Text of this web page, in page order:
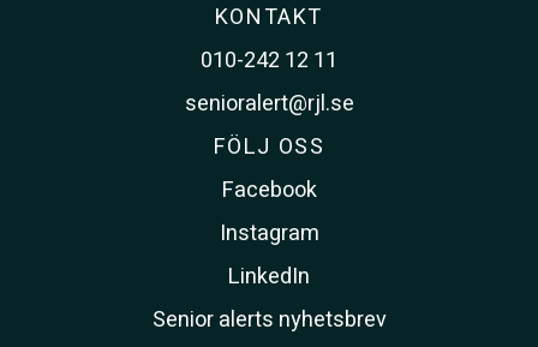
KONTAKT
010-242 12 11
senioralert@rjl.se
FÖLJ OSS
Facebook
Instagram
LinkedIn
Senior alerts nyhetsbrev